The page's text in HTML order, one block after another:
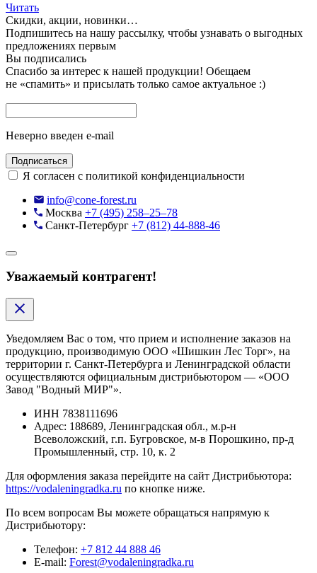
Читать
Скидки, акции, новинки…
Подпишитесь на нашу рассылку, чтобы узнавать о выгодных
предложениях первым
Вы подписались
Спасибо за интерес к нашей продукции! Обещаем
не «спамить» и присылать только самое актуальное :)
Неверно введен e-mail
Подписаться
Я согласен с политикой конфиденциальности
info@cone-forest.ru
Москва +7 (495) 258–25–78
Санкт-Петербург +7 (812) 44-888-46
Уважаемый контрагент!
Уведомляем Вас о том, что прием и исполнение заказов на
продукцию, производимую ООО «Шишкин Лес Торг», на
территории г. Санкт-Петербурга и Ленинградской области
осуществляются официальным дистрибьютором — «ООО
Завод "Водный МИР"».
ИНН 7838111696
Адрес: 188689, Ленинградская обл., м.р-н
Всеволожский, г.п. Бугровское, м-в Порошкино, пр-д
Промышленный, стр. 10, к. 2
Для оформления заказа перейдите на сайт Дистрибьютора:
https://vodaleningradka.ru по кнопке ниже.
По всем вопросам Вы можете обращаться напрямую к
Дистрибьютору:
Телефон: +7 812 44 888 46
E-mail: Forest@vodaleningradka.ru